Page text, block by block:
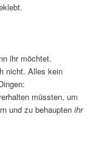
ihr möchtet.
nicht. Alles kein
müssten, um
und zu behauptenihr